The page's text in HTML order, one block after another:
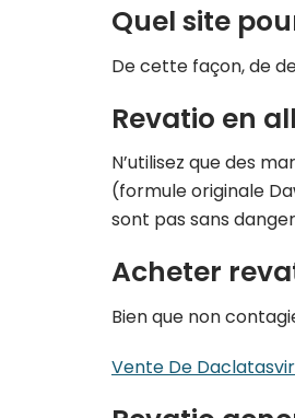
Quel site
De cette façon, de
Revatio en
N’utilisez que des
(formule originale
sont pas sans
Acheter
Bien que non
Vente De